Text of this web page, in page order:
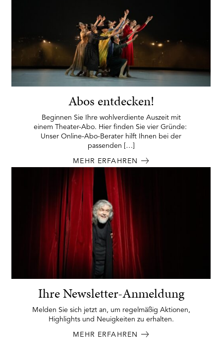
Abos entdecken!
Beginnen Sie Ihre wohlverdiente Auszeit mit
einem Theater-Abo. Hier finden Sie vier Gründe:
Unser Online-Abo-Berater hilft Ihnen bei der
passenden […]
MEHR ERFAHREN
Ihre Newsletter-Anmeldung
Melden Sie sich jetzt an, um regelmäßig Aktionen,
Highlights und Neuigkeiten zu erhalten.
MEHR ERFAHREN